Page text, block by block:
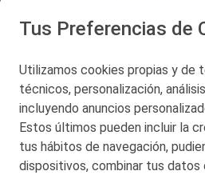
San Martín 5-Edificio
© 2026
CONTACTO
Tus Preferencias de
Utilizamos cookies propias y de
técnicos, personalización,
incluyendo anuncios
Estos últimos pueden incluir la
tus hábitos de navegación,
dispositivos, combinar tus datos